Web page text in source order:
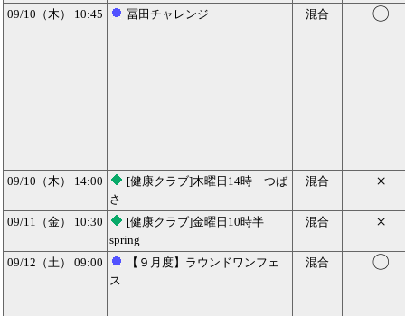
09/10（木） 10:45 冨田チャレンジ 混合 〇
09/10（木） 14:00
[健康クラブ]木曜日14時 つば
さ
混合 ×
09/11（金） 10:30
[健康クラブ]金曜日10時半
spring
混合 ×
09/12（土） 09:00
【９月度】ラウンドワンフェ
ス
混合 〇